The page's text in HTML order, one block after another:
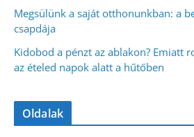
Megsülünk a saját otthonunkban: a
csapdája
Kidobod a pénzt az ablakon? Emiatt
az ételed napok alatt a hűtőben
Oldalak